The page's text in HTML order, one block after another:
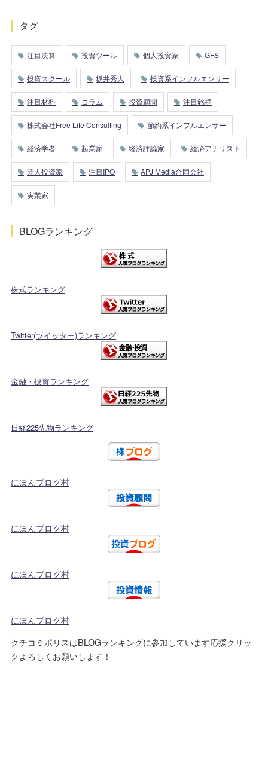
タグ
注目決算 投資ツール 個人投資家 GFS
投資スクール 坂井秀人 投資系インフルエンサー
注目材料 コラム 投資顧問 注目銘柄
株式会社Free Life Consulting 節約系インフルエンサー
経済学者 起業家 経済評論家 経済アナリスト
芸人投資家 注目IPO APJ Media合同会社
実業家
BLOGランキング
株式ランキング
Twitter(ツイッター)ランキング
金融・投資ランキング
日経225先物ランキング
にほんブログ村
にほんブログ村
にほんブログ村
にほんブログ村
クチコミポリスはBLOGランキングに参加しています応援クリッ
クよろしくお願いします！